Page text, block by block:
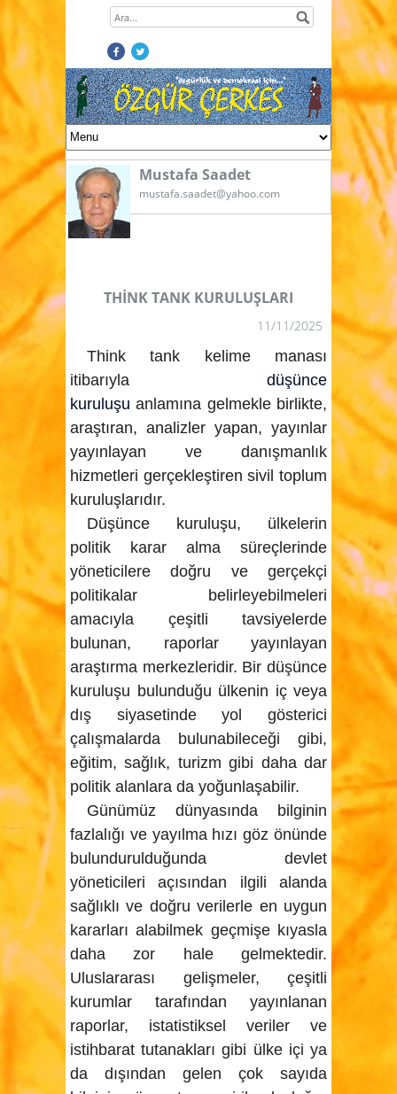
Mustafa Saadet
mustafa.saadet@yahoo.com
THİNK TANK KURULUŞLARI
11/11/2025
Think tank kelime manası
itibarıyla düşünce
kuruluşu anlamına gelmekle birlikte,
araştıran, analizler yapan, yayınlar
yayınlayan ve danışmanlık
hizmetleri gerçekleştiren sivil toplum
kuruluşlarıdır.
Düşünce kuruluşu, ülkelerin
politik karar alma süreçlerinde
yöneticilere doğru ve gerçekçi
politikalar belirleyebilmeleri
amacıyla çeşitli tavsiyelerde
bulunan, raporlar yayınlayan
araştırma merkezleridir. Bir düşünce
kuruluşu bulunduğu ülkenin iç veya
dış siyasetinde yol gösterici
çalışmalarda bulunabileceği gibi,
eğitim, sağlık, turizm gibi daha dar
politik alanlara da yoğunlaşabilir.
Günümüz dünyasında bilginin
fazlalığı ve yayılma hızı göz önünde
bulundurulduğunda devlet
yöneticileri açısından ilgili alanda
sağlıklı ve doğru verilerle en uygun
kararları alabilmek geçmişe kıyasla
daha zor hale gelmektedir.
Uluslararası gelişmeler, çeşitli
kurumlar tarafından yayınlanan
raporlar, istatistiksel veriler ve
istihbarat tutanakları gibi ülke içi ya
da dışından gelen çok sayıda